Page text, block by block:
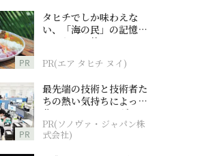
PR
タヒチでしか味わえな
い、「海の民」の記憶へ
とつながる旅
PR(エア タヒチ ヌイ)
PR
最先端の技術と技術者た
ちの熱い気持ちによって
作られているオーダーメ
イド補聴器
PR(ソノヴァ・ジャパン株
式会社)